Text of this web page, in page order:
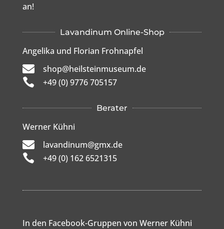
an!
Lavandinum Online-Shop
Angelika und Florian Frohnapfel
 shop@heilsteinmuseum.de
 +49 (0) 9776 705157
Berater
Werner Kühni
 lavandinum@gmx.de
 +49 (0) 162 6521315
In den Facebook-Gruppen von Werner Kühni